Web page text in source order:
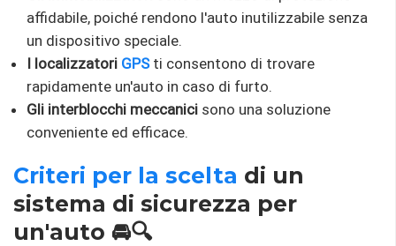
affidabile, poiché rendono l'auto inutilizzabile senza
un dispositivo speciale.
I localizzatori GPSti consentono di trovare
rapidamente un'auto in caso di furto.
Gli interblocchi meccanici sono una soluzione
conveniente ed efficace.
Criteri per la scelta di un
sistema di sicurezza per
un'auto 🚘🔍